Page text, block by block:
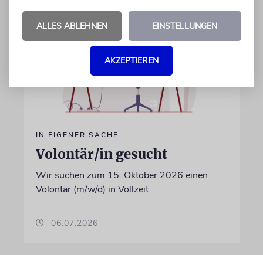
IN EIGENER SACHE
Volontär/in gesucht
Wir suchen zum 15. Oktober 2026 einen
Volontär (m/w/d) in Vollzeit
06.07.2026
ALLES ABLEHNEN EINSTELLUNGEN
AKZEPTIEREN